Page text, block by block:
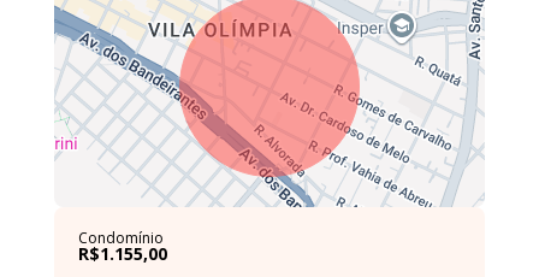
Condomínio
R$1.155,00